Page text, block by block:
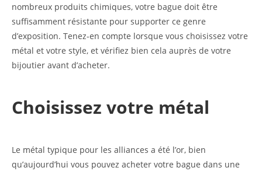
nombreux produits chimiques, votre bague doit être
suffisamment résistante pour supporter ce genre
d’exposition. Tenez-en compte lorsque vous choisissez votre
métal et votre style, et vérifiez bien cela auprès de votre
bijoutier avant d’acheter.
Choisissez votre métal
Le métal typique pour les alliances a été l’or, bien
qu’aujourd’hui vous pouvez acheter votre bague dans une